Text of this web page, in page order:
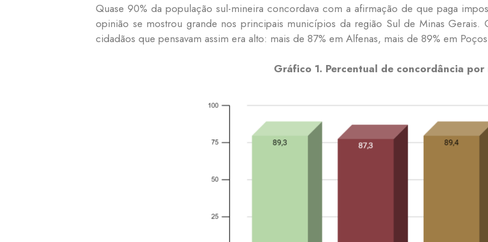
Quase 90% da população sul-mineira concordava com a afirmação de que paga
opinião se mostrou grande nos principais municípios da região Sul de Minas
cidadãos que pensavam assim era alto: mais de 87% em Alfenas, mais de 89% em
Gráfico 1. Percentual de concordância por